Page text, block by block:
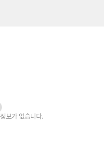
정보가 없습니다.